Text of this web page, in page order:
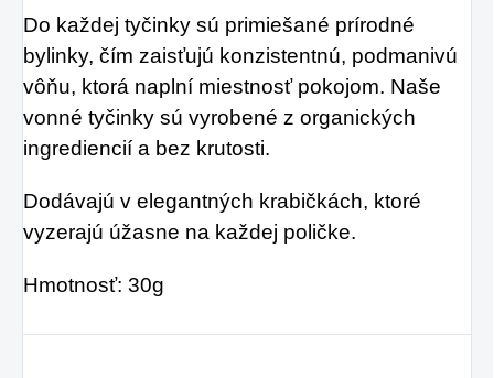
Do každej tyčinky sú primiešané prírodné
bylinky, čím zaisťujú konzistentnú, podmanivú
vôňu, ktorá naplní miestnosť pokojom. Naše
vonné tyčinky sú vyrobené z organických
ingrediencií a bez krutosti.
Dodávajú v elegantných krabičkách, ktoré
vyzerajú úžasne na každej poličke.
Hmotnosť: 30g